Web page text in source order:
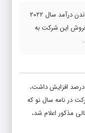
غول فناوری هواوی تکنولوژیز چین ثابت ماندن درآمد سال ۲۰۲۲
این شرکت به
با وجود این که میزان فروش هواوی تنها ۰.۰۲ درصد افزایش داشت،
در نامه سال نو که
مذکور اعلام شد،